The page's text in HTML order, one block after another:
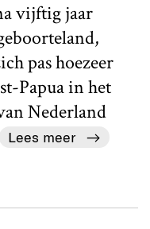
vijftig jaar
pas hoezeer
Papua in het
Nederland
Lees meer